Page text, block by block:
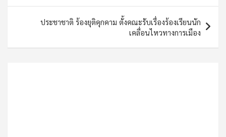
ประชาชาติ ร้องยุติคุกคาม ตั้งคณะรับเรื่องร้องเรียนนัก
เคลื่อนไหวทางการเมือง